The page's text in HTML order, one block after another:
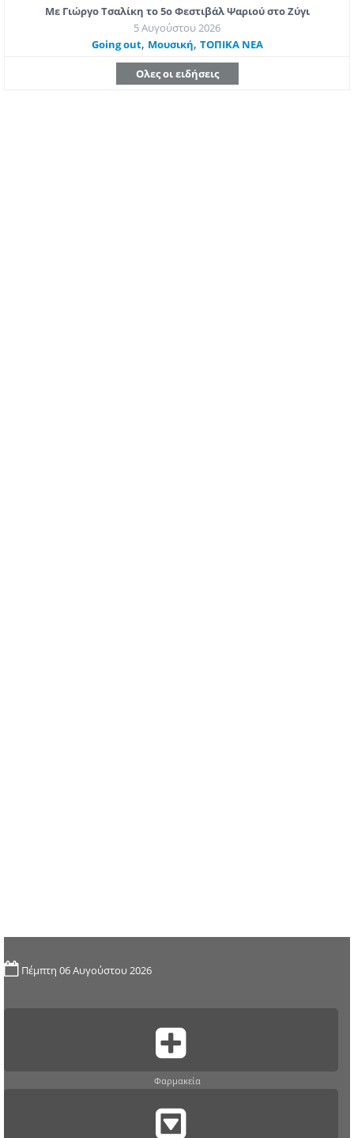
Με Γιώργο Τσαλίκη το 5ο Φεστιβάλ Ψαριού στο Ζύγι
5 Αυγούστου 2026
Going out, Μουσική, ΤΟΠΙΚΑ ΝΕΑ
Ολες οι ειδήσεις
Πέμπτη 06 Αυγούστου 2026
Φαρμακεία